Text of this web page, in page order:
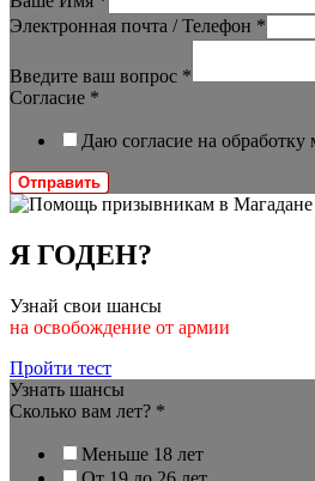
Электронная почта / Телефон *
Введите ваш вопрос *
Согласие *
Даю согласие на
Отправить
Я ГОДЕН?
Узнай свои шансы
на освобождение от армии
Пройти тест
Узнать шансы
Сколько вам лет? *
Меньше 18 лет